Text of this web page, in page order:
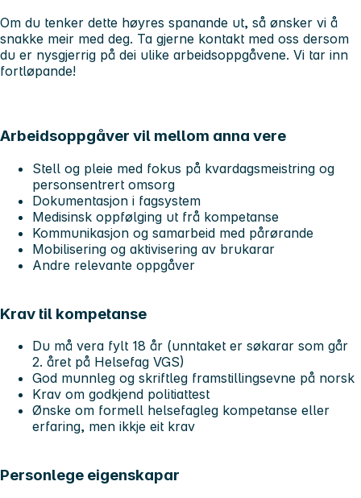
Om du tenker dette høyres spanande ut, så ønsker vi å
snakke meir med deg. Ta gjerne kontakt med oss dersom
du er nysgjerrig på dei ulike arbeidsoppgåvene. Vi tar inn
fortløpande!
Arbeidsoppgåver vil mellom anna vere
Stell og pleie med fokus på kvardagsmeistring og
personsentrert omsorg
Dokumentasjon i fagsystem
Medisinsk oppfølging ut frå kompetanse
Kommunikasjon og samarbeid med pårørande
Mobilisering og aktivisering av brukarar
Andre relevante oppgåver
Krav til kompetanse
Du må vera fylt 18 år (unntaket er søkarar som går
2. året på Helsefag VGS)
God munnleg og skriftleg framstillingsevne på norsk
Krav om godkjend politiattest
Ønske om formell helsefagleg kompetanse eller
erfaring, men ikkje eit krav
Personlege eigenskapar